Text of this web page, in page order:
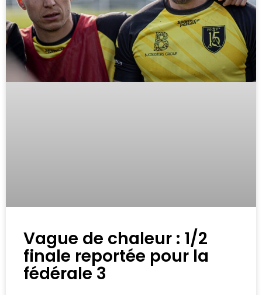
Vague de chaleur : 1/2
finale reportée pour la
fédérale 3